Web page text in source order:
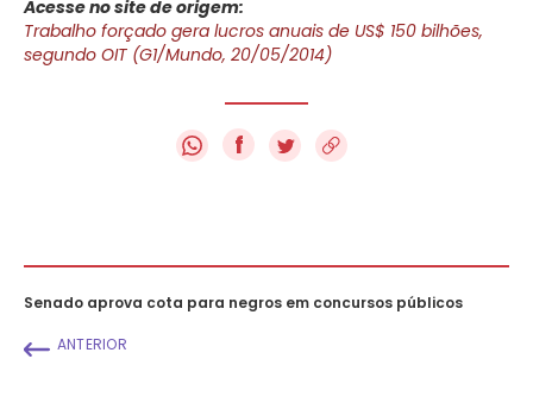
Acesse no site de origem:
Trabalho forçado gera lucros anuais de US$ 150 bilhões,
segundo OIT (G1/Mundo, 20/05/2014)
f
Senado aprova cota para negros em concursos públicos
ANTERIOR